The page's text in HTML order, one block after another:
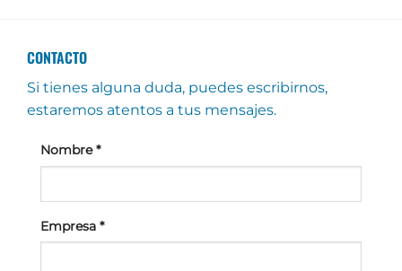
CONTACTO
Si tienes alguna duda, puedes escribirnos,
estaremos atentos a tus mensajes.
Nombre*
Empresa *